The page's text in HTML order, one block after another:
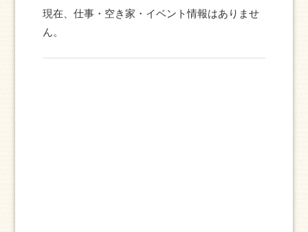
現在、仕事・空き家・イベント情報はありませ
ん。